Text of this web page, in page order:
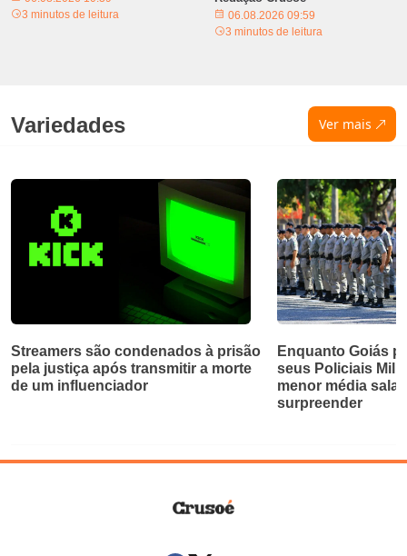
3 minutos de leitura
06.08.2026 09:59
3 minutos de leitura
Variedades Ver mais
Streamers são condenados à prisão
pela justiça após transmitir a morte
de um influenciador
Enquanto Goiás
seus Policiais
menor média
surpreender